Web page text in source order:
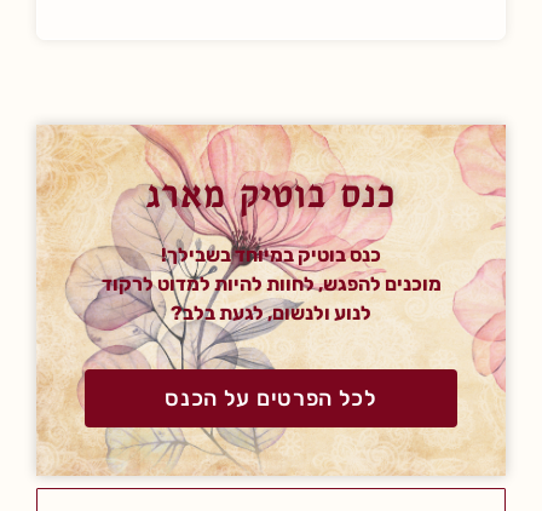
כנס בוטיק מארג
כנס בוטיק במיוחד בשבילך!
מוכנים להפגש, לחוות להיות למדוט לרקוד
לנוע ולנשום, לגעת בלב?
לכל הפרטים על הכנס